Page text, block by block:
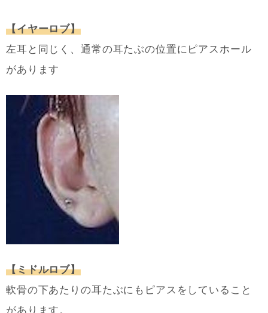
【イヤーロブ】
左耳と同じく、通常の耳たぶの位置にピアスホール
があります
【ミドルロブ】
軟骨の下あたりの耳たぶにもピアスをしていること
があります。